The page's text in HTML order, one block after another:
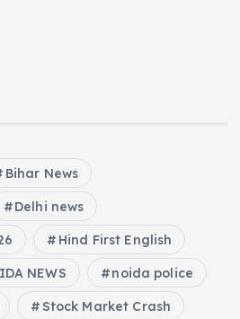
Bihar News
Delhi news
Hind First English
NEWS noida police
Stock Market Crash